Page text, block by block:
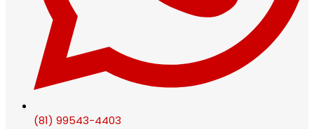
(81) 99543-4403